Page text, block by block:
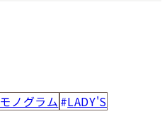
モノグラム LADY'S